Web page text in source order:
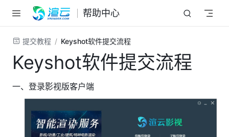
跳至主要內容 帮助中心
提交教程 Keyshot软件提交流程
Keyshot软件提交流程
一、登录影视版客户端